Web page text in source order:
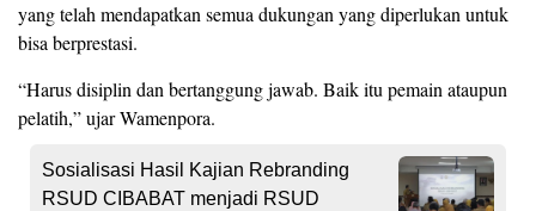
yang telah mendapatkan semua dukungan yang diperlukan untuk
bisa berprestasi.
“Harus disiplin dan bertanggung jawab. Baik itu pemain ataupun
pelatih,” ujar Wamenpora.
Sosialisasi Hasil Kajian Rebranding
RSUD CIBABAT menjadi RSUD